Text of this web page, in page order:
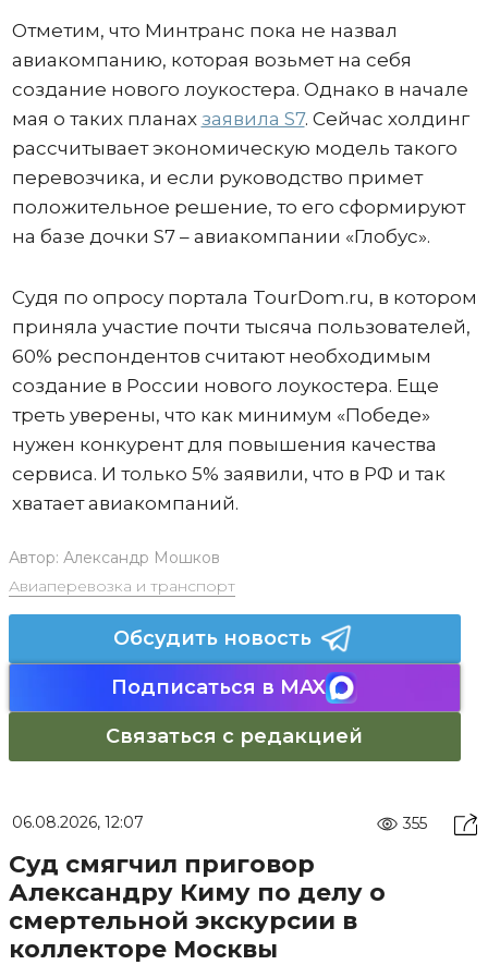
Отметим, что Минтранс пока не назвал
авиакомпанию, которая возьмет на себя
создание нового лоукостера. Однако в начале
мая о таких планах заявила S7. Сейчас холдинг
рассчитывает экономическую модель такого
перевозчика, и если руководство примет
положительное решение, то его сформируют
на базе дочки S7 – авиакомпании «Глобус».
Судя по опросу портала TourDom.ru, в котором
приняла участие почти тысяча пользователей,
60% респондентов считают необходимым
создание в России нового лоукостера. Еще
треть уверены, что как минимум «Победе»
нужен конкурент для повышения качества
сервиса. И только 5% заявили, что в РФ и так
хватает авиакомпаний.
Автор: Александр Мошков
Авиаперевозка и транспорт
Обсудить новость
Подписаться в MAX
Связаться с редакцией
06.08.2026, 12:07 355
Суд смягчил приговор
Александру Киму по делу о
смертельной экскурсии в
коллекторе Москвы